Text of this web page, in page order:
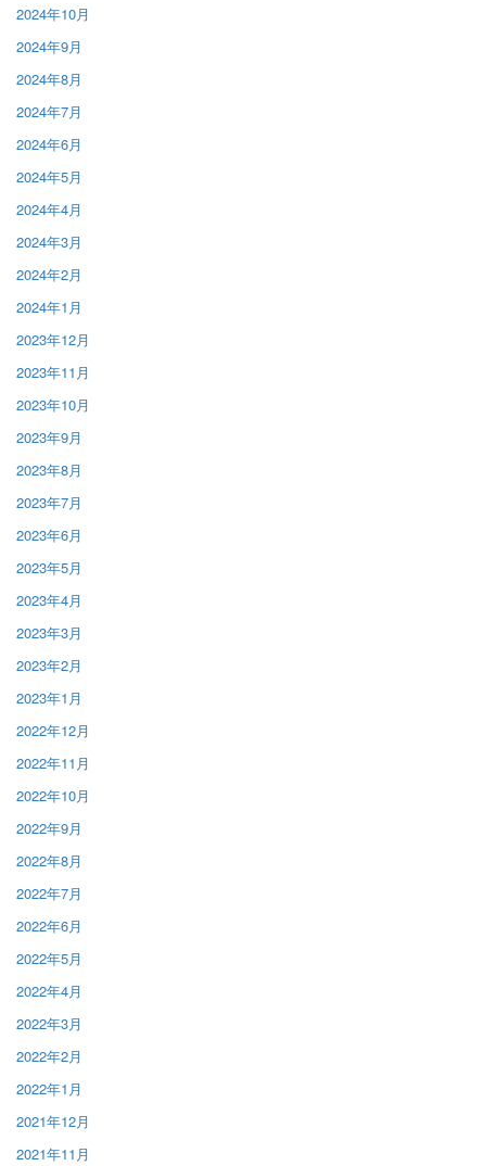
2024年10月
2024年9月
2024年8月
2024年7月
2024年6月
2024年5月
2024年4月
2024年3月
2024年2月
2024年1月
2023年12月
2023年11月
2023年10月
2023年9月
2023年8月
2023年7月
2023年6月
2023年5月
2023年4月
2023年3月
2023年2月
2023年1月
2022年12月
2022年11月
2022年10月
2022年9月
2022年8月
2022年7月
2022年6月
2022年5月
2022年4月
2022年3月
2022年2月
2022年1月
2021年12月
2021年11月